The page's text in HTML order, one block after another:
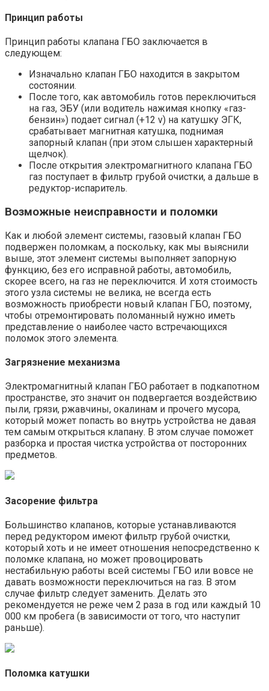
Принцип работы
Принцип работы клапана ГБО заключается в
следующем:
Изначально клапан ГБО находится в закрытом
состоянии.
После того, как автомобиль готов переключиться
на газ, ЭБУ (или водитель нажимая кнопку «газ-
бензин») подает сигнал (+12 v) на катушку ЭГК,
срабатывает магнитная катушка, поднимая
запорный клапан (при этом слышен характерный
щелчок).
После открытия электромагнитного клапана ГБО
газ поступает в фильтр грубой очистки, а дальше в
редуктор-испаритель.
Возможные неисправности и поломки
Как и любой элемент системы, газовый клапан ГБО
подвержен поломкам, а поскольку, как мы выяснили
выше, этот элемент системы выполняет запорную
функцию, без его исправной работы, автомобиль,
скорее всего, на газ не переключится. И хотя стоимость
этого узла системы не велика, не всегда есть
возможность приобрести новый клапан ГБО, поэтому,
чтобы отремонтировать поломанный нужно иметь
представление о наиболее часто встречающихся
поломок этого элемента.
Загрязнение механизма
Электромагнитный клапан ГБО работает в подкапотном
пространстве, это значит он подвергается воздействию
пыли, грязи, ржавчины, окалинам и прочего мусора,
который может попасть во внутрь устройства не давая
тем самым открыться клапану. В этом случае поможет
разборка и простая чистка устройства от посторонних
предметов.
Засорение фильтра
Большинство клапанов, которые устанавливаются
перед редуктором имеют фильтр грубой очистки,
который хоть и не имеет отношения непосредственно к
поломке клапана, но может провоцировать
нестабильную работы всей системы ГБО или вовсе не
давать возможности переключиться на газ. В этом
случае фильтр следует заменить. Делать это
рекомендуется не реже чем 2 раза в год или каждый 10
000 км пробега (в зависимости от того, что наступит
раньше).
Поломка катушки